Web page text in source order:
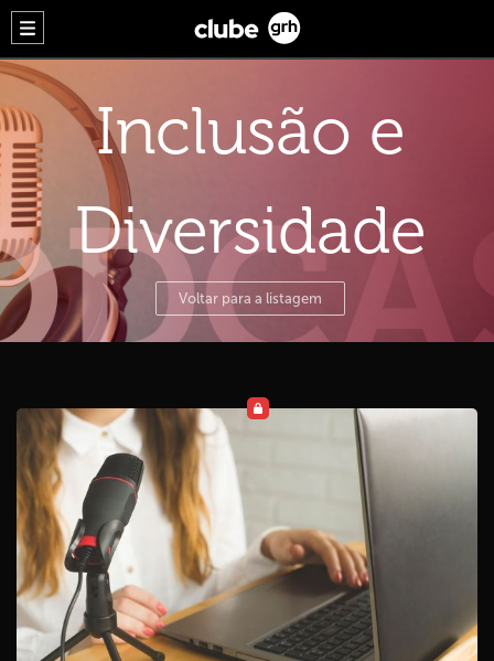
Inclusão e
Diversidade
Voltar para a listagem